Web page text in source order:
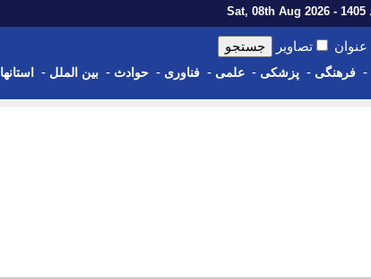
عنوان تصاویر
- فرهنگی - پزشکی - علمی - فناوری - حوادث - بین الملل - استانها